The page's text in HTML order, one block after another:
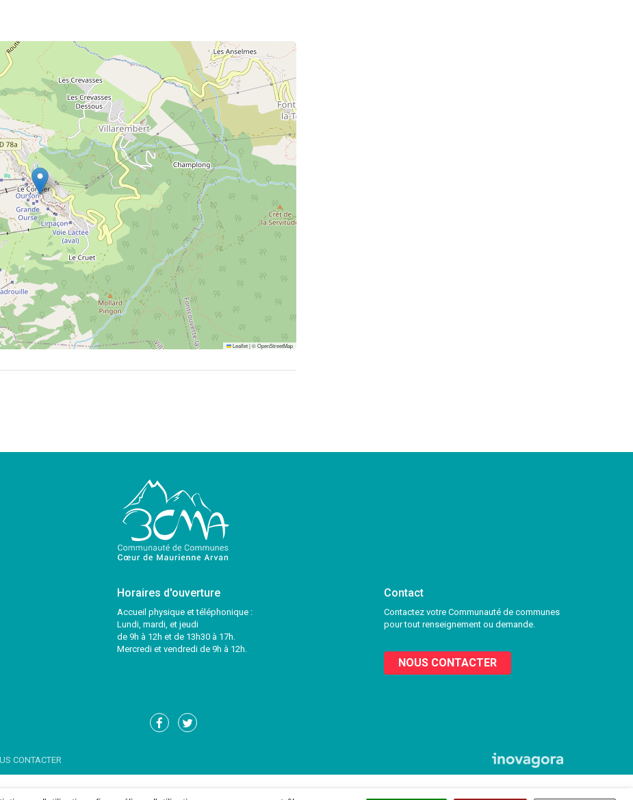
Leaflet|©OpenStreetMap
Horaires d'ouverture
Accueil physique et téléphonique :
Lundi, mardi, et jeudi
de 9h à 12h et de 13h30 à 17h.
Mercredi et vendredi de 9h à 12h.
Contact
Contactez votre Communauté de communes
pour tout renseignement ou demande.
NOUS CONTACTER
Lien
Facebook
Lien
Twitter
CONTACTER